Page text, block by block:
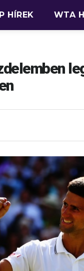
HÍREK WTA